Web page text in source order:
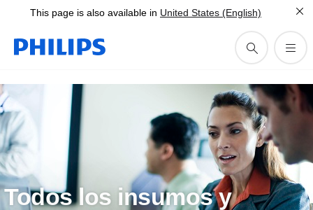
This page is also available in United States (English)
Todos los insumos y